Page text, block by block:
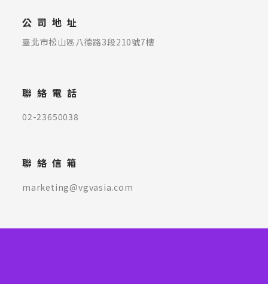
公司地址
臺北市松山區八德路3段210號7樓
聯絡電話
02-23650038
聯絡信箱
marketing@vgvasia.com